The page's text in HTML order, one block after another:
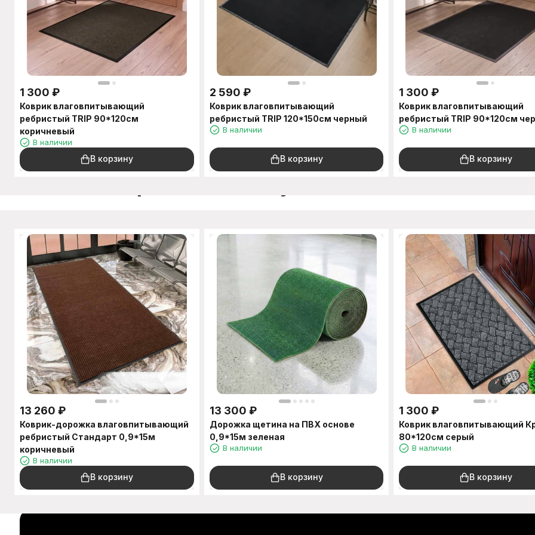
1 300 ₽
Коврик влаговпитывающий
ребристый TRIP 90*120см
коричневый
В наличии
В корзину
2 590 ₽
Коврик влаговпитывающий
ребристый TRIP 120*150см черный
В наличии
В корзину
1 300 ₽
Коврик влаговпитывающий
ребристый TRIP 90*120см
В наличии
В корзину
13 260 ₽
Коврик-дорожка влаговпитывающий
ребристый Стандарт 0,9*15м
коричневый
В наличии
В корзину
13 300 ₽
Дорожка щетина на ПВХ основе
0,9*15м зеленая
В наличии
В корзину
1 300 ₽
Коврик влаговпитывающий
80*120см серый
В наличии
В корзину